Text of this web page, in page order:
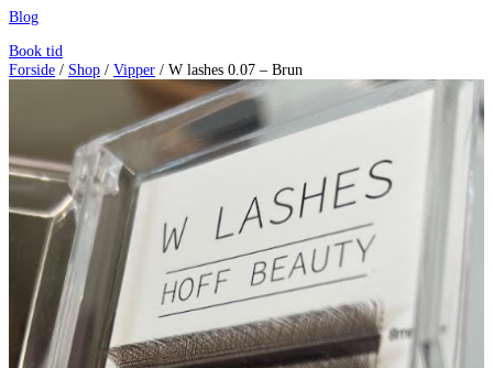
Blog
Book tid
Forside / Shop / Vipper / W lashes 0.07 – Brun